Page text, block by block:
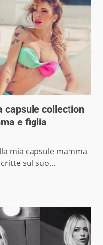
capsule collection
e figlia
mia capsule mamma
sul suo...